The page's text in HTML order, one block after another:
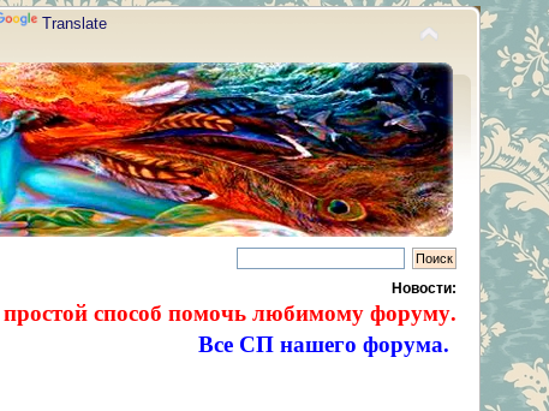
Translate
Новости:
способ помочь любимому форуму.
Все СП нашего форума.